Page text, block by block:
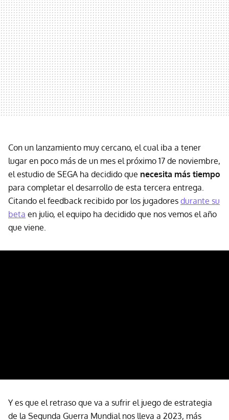
Con un lanzamiento muy cercano, el cual iba a tener
lugar en poco más de un mes el próximo 17 de noviembre,
el estudio de SEGA ha decidido que necesita más tiempo
para completar el desarrollo de esta tercera entrega.
Citando el feedback recibido por los jugadores durante su
beta en julio, el equipo ha decidido que nos vemos el año
que viene.
Y es que el retraso que va a sufrir el juego de estrategia
de la Segunda Guerra Mundial nos lleva a 2023, más